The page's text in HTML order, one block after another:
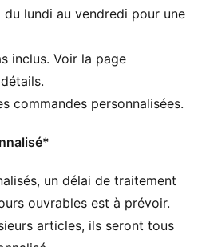
lacets
un maintien optimal
: recommandé pour les
lundi au vendredi pour une
inclus. Voir la page
commandes personnalisées.
un délai de traitement
ouvrables est à prévoir.
articles, ils seront tous